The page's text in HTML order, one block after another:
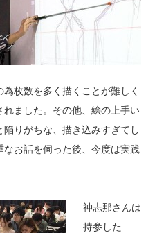
枚数を多く描くことが難しく
ました。その他、絵の上手い
りがちな、描き込みすぎてし
お話を伺った後、今度は実践
神志那さんは
持参した